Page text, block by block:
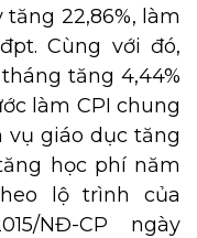
22,86%, làm
Cùng với đó,
tăng 4,44%
làm CPI chung
vụ giáo dục tăng
học phí năm
lộ trình của
NĐ-CP ngày